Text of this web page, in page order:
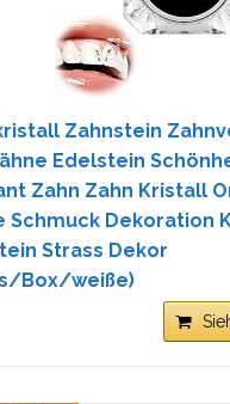
Zahnstein
Edelstein
Zahn Zahn Kristall
Schmuck Dekoration
Strass Dekor
Box/weiße)